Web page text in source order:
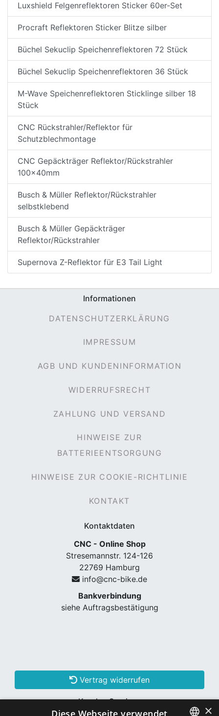
Luxshield Felgenreflektoren Sticker 60er-Set
Procraft Reflektoren Sticker Blitze silber
Büchel Sekuclip Speichenreflektoren 72 Stück
Büchel Sekuclip Speichenreflektoren 36 Stück
M-Wave Speichenreflektoren Sticklinge silber 18
Stück
CNC Rückstrahler/Reflektor für
Schutzblechmontage
CNC Gepäckträger Reflektor/Rückstrahler
100x40mm
Busch & Müller Reflektor/Rückstrahler
selbstklebend
Busch & Müller Gepäckträger
Reflektor/Rückstrahler
Supernova Z-Reflektor für E3 Tail Light
Informationen
DATENSCHUTZERKLÄRUNG
IMPRESSUM
AGB UND KUNDENINFORMATION
WIDERRUFSRECHT
ZAHLUNG UND VERSAND
HINWEISE ZUR
BATTERIEENTSORGUNG
HINWEISE ZUR COOKIE-RICHTLINIE
KONTAKT
Kontaktdaten
CNC - Online Shop
Stresemannstr. 124-126
22769 Hamburg
info@cnc-bike.de
Bankverbindung
siehe Auftragsbestätigung
Vertrag widerrufen
Kunden Services
×
Diese Webseite verwendet